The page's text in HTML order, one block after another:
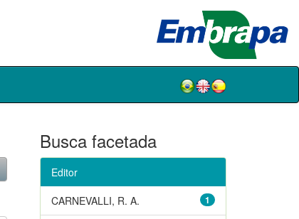
Busca facetada
Editor
1
CARNEVALLI, R. A.